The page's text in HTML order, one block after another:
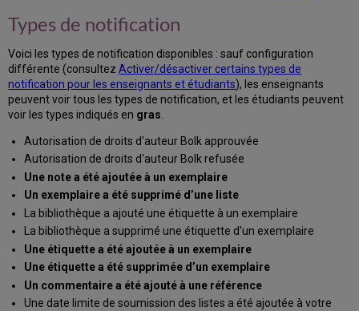
Types de notification
Voici les types de notification disponibles : sauf configuration
différente (consultezActiver/désactiver certains types de
notification pour les enseignants et étudiants), les enseignants
peuvent voir tous les types de notification, et les étudiants peuvent
voir les types indiqués en gras
Autorisation de droits d'auteur Bolk approuvée
Autorisation de droits d'auteur Bolk refusée
Une note a été ajoutée à un exemplaire
Un exemplaire a été supprimé d’une liste
La bibliothèque a ajouté une étiquette à un exemplaire
La bibliothèque a supprimé une étiquette d'un exemplaire
Une étiquette a été ajoutée à un exemplaire
Une étiquette a été supprimée d’un exemplaire
Un commentaire a été ajouté à une référence
Une date limite de soumission des listes a été ajoutée à votre